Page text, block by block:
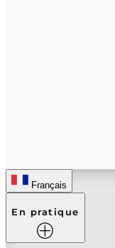
Français
En pratique